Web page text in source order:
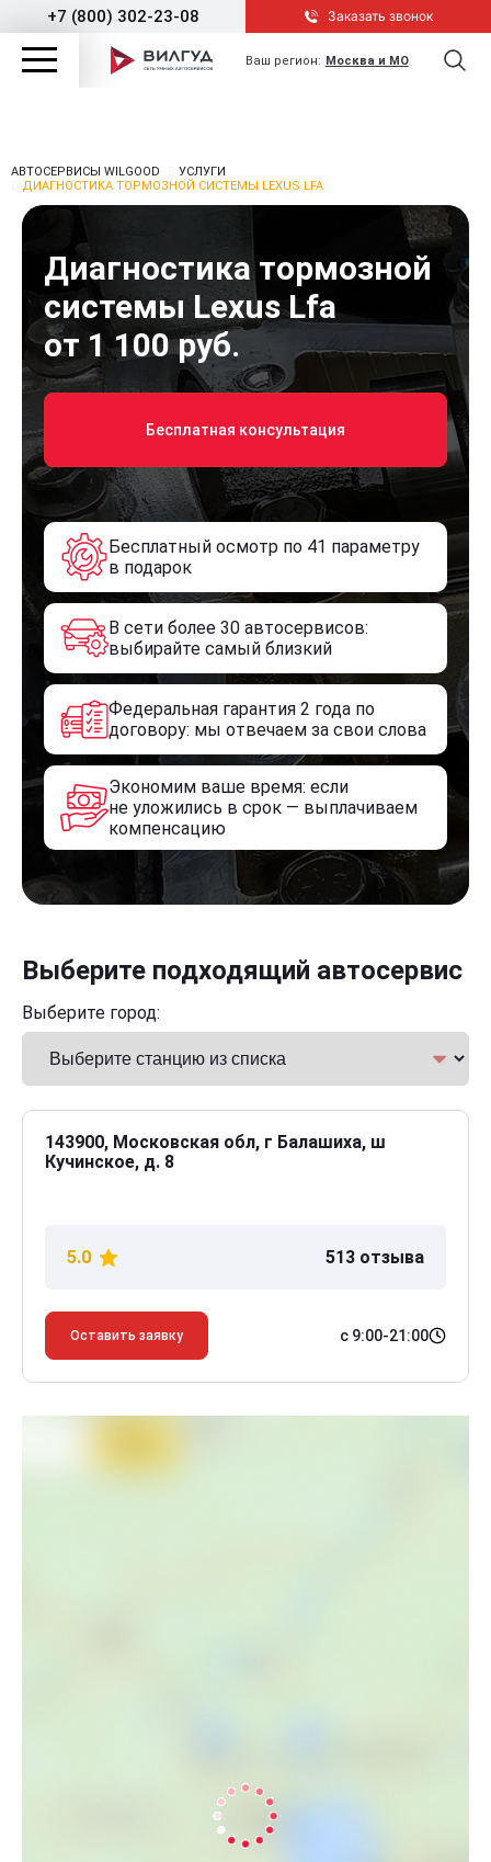
+7 (800) 302-23-08 Заказать звонок
Ваш регион: Москва и МО
АВТОСЕРВИСЫ WILGOOD
УСЛУГИ
ДИАГНОСТИКА ТОРМОЗНОЙ СИСТЕМЫ LEXUS LFA
Диагностика тормозной
системы Lexus Lfa
от 1 100 руб.
Бесплатная консультация
Бесплатный осмотр по 41 параметру
в подарок
В сети более 30 автосервисов:
выбирайте самый близкий
Федеральная гарантия 2 года по
договору: мы отвечаем за свои слова
Экономим ваше время: если
не уложились в срок — выплачиваем
компенсацию
Выберите подходящий автосервис
Выберите город:
143900, Московская обл, г Балашиха, ш
Кучинское, д. 8
5.0 513 отзыва
Оставить заявку с 9:00-21:00